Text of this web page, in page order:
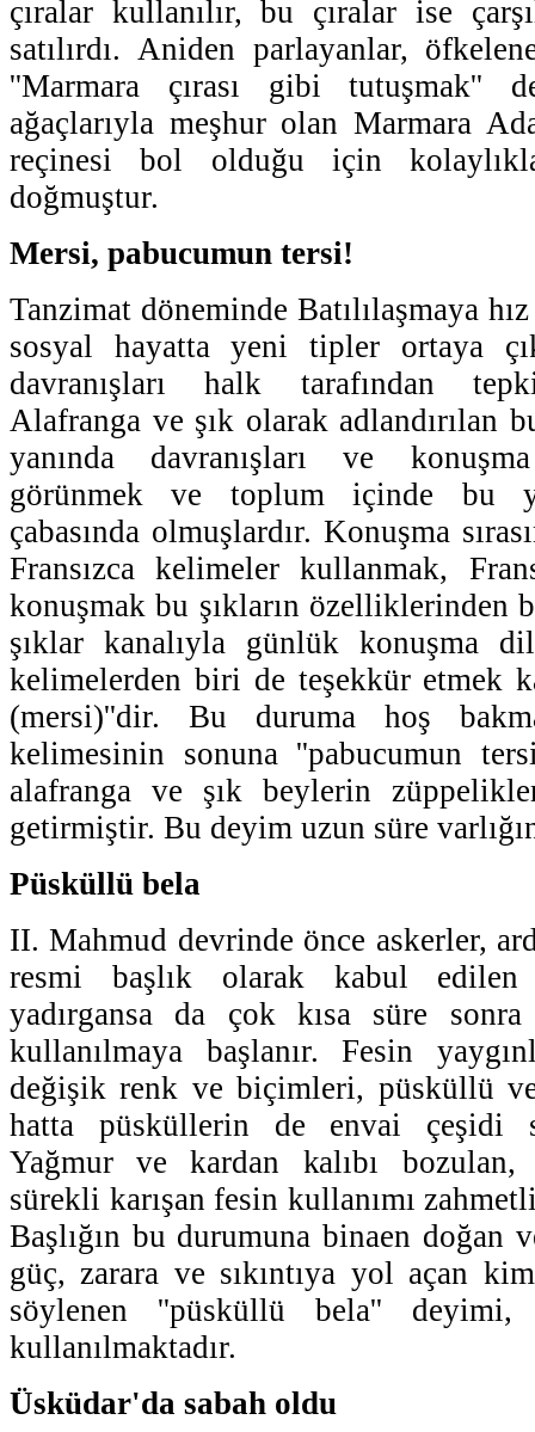
çıralar kullanılır, bu çıralar ise
satılırdı. Aniden parlayanlar,
''Marmara çırası gibi tutuşmak''
ağaçlarıyla meşhur olan Marmara
reçinesi bol olduğu için
doğmuştur.
Mersi, pabucumun tersi!
Tanzimat döneminde Batılılaşmaya
sosyal hayatta yeni tipler ortaya
davranışları halk tarafından
Alafranga ve şık olarak adlandırılan
yanında davranışları ve
görünmek ve toplum içinde bu
çabasında olmuşlardır. Konuşma
Fransızca kelimeler kullanmak,
konuşmak bu şıkların özelliklerinden
şıklar kanalıyla günlük konuşma
kelimelerden biri de teşekkür etmek
(mersi)''dir. Bu duruma hoş
kelimesinin sonuna ''pabucumun
alafranga ve şık beylerin
getirmiştir. Bu deyim uzun süre
Püsküllü bela
II. Mahmud devrinde önce askerler,
resmi başlık olarak kabul
yadırgansa da çok kısa süre
kullanılmaya başlanır. Fesin
değişik renk ve biçimleri, püsküllü
hatta püsküllerin de envai çeşidi
Yağmur ve kardan kalıbı bozulan,
sürekli karışan fesin kullanımı
Başlığın bu durumuna binaen doğan
güç, zarara ve sıkıntıya yol açan
söylenen ''püsküllü bela'' deyimi,
kullanılmaktadır.
Üsküdar'da sabah oldu